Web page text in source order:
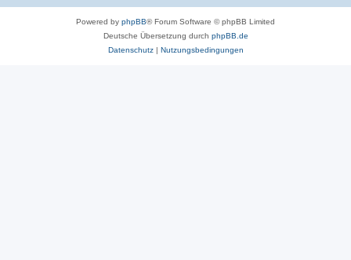
Powered by phpBB® Forum Software © phpBB Limited
Deutsche Übersetzung durch phpBB.de
Datenschutz| Nutzungsbedingungen